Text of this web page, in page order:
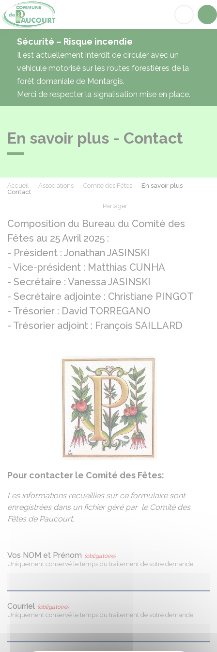
Sécurité – Risque incendie
Il est actuellement interdit de circuler avec un
véhicule motorisé sur les routes forestières de la
forêt domaniale de Montargis.
Merci de respecter la signalisation mise en place.
En savoir plus - Contact
Accueil Associations Comité des Fêtes
En savoir plus -
Contact
Partager
Composition du Bureau du Comité des
Fêtes au 25 Avril 2025 :
- Président : Jonathan JASINSKI
- Vice-président : Matthias CUNHA
- Secrétaire : Vanessa JASINSKI
- Secrétaire adjointe : Christiane PINGOT
- Trésorier : David TORREGANO
- Trésorier adjoint : François SAILLARD
Pour contacter le Comité des Fêtes:
Les informations recueillies sur ce formulaire sont
enregistrées dans un fichier géré par le Comité des
Fêtes de Paucourt.
Vos NOM et Prénom (obligatoire)
Uniquement conservé le temps du traitement de votre demande.
Courriel (obligatoire)
Uniquement conservé le temps du traitement de votre demande.